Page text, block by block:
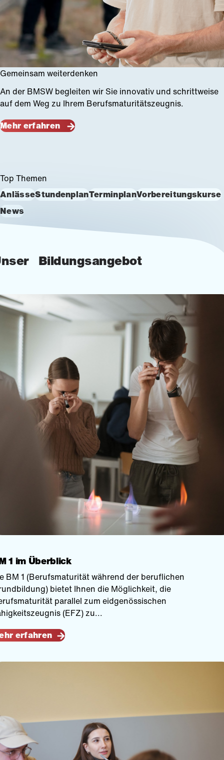
Gemeinsam weiterdenken
An der BMSW begleiten wir Sie innovativ und schrittweise
auf dem Weg zu Ihrem Berufsmaturitätszeugnis.
Mehr erfahren
Top Themen
AnlässeStundenplanTerminplanVorbereitungskurse
News
Bildungsangebot
1 im Überblick
BM 1 (Berufsmaturität während der beruflichen
bietet Ihnen die Möglichkeit, die
parallel zum eidgenössischen
(EFZ) zu...
erfahren